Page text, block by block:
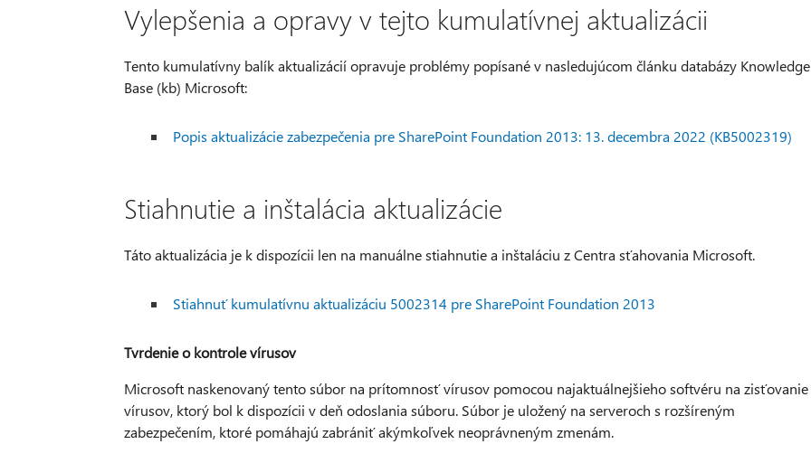
Vylepšenia a opravy v tejto kumulatívnej aktualizácii
Tento kumulatívny balík aktualizácií opravuje problémy popísané v nasledujúcom článku databázy Knowledge
Base (kb) Microsoft:
Popis aktualizácie zabezpečenia pre SharePoint Foundation 2013: 13. decembra 2022 (KB5002319)
Stiahnutie a inštalácia aktualizácie
Táto aktualizácia je k dispozícii len na manuálne stiahnutie a inštaláciu z Centra sťahovania Microsoft.
Stiahnuť kumulatívnu aktualizáciu 5002314 pre SharePoint Foundation 2013
Tvrdenie o kontrole vírusov
Microsoft naskenovaný tento súbor na prítomnosť vírusov pomocou najaktuálnejšieho softvéru na zisťovanie
vírusov, ktorý bol k dispozícii v deň odoslania súboru. Súbor je uložený na serveroch s rozšíreným
zabezpečením, ktoré pomáhajú zabrániť akýmkoľvek neoprávneným zmenám.